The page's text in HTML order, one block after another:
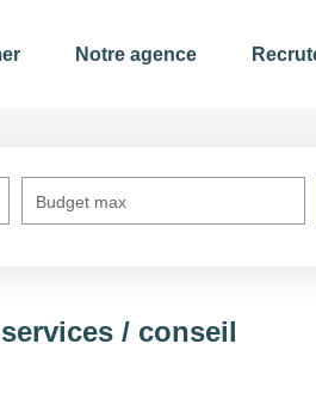
Notre agence
Budget max
/ conseil